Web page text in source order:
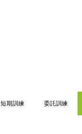
短期訓練 委託訓練